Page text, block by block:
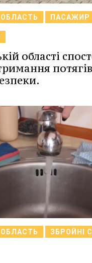
ОБЛАСТЬ ПАСАЖИР
області
ОБЛАСТЬ ЗБРОЙНІ